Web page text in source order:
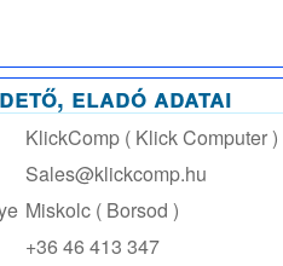
eladó adatai
KlickComp ( Klick Computer )
Sales@klickcomp.hu
Miskolc ( Borsod )
+36 46 413 347